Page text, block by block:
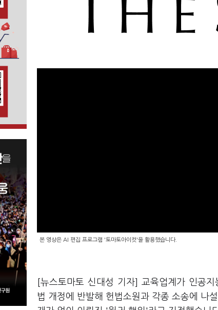
본 영상은 AI 편집 프로그램 '토마토아이컷'을 활용했습니다.
[뉴스토마토 신대성 기자] 교육업계가 인공
법 개정에 반발해 헌법소원과 각종 소송에 나